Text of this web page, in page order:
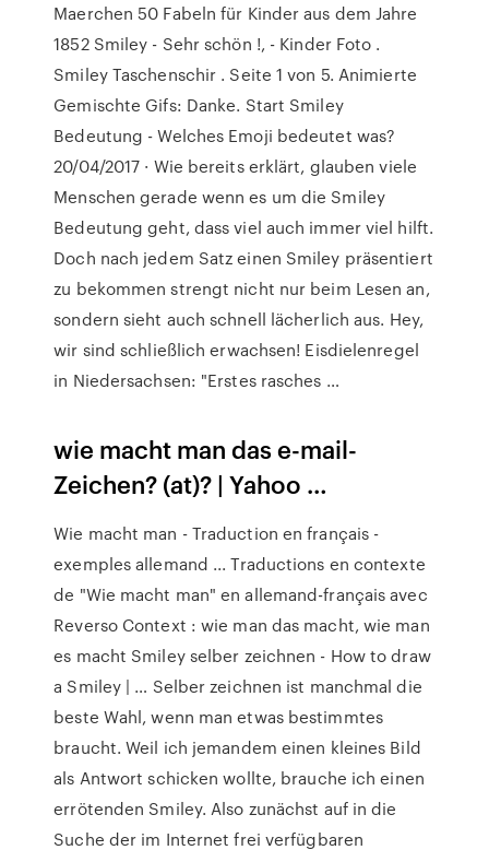
Maerchen 50 Fabeln für Kinder aus dem Jahre
1852 Smiley - Sehr schön !, - Kinder Foto .
Smiley Taschenschir . Seite 1 von 5. Animierte
Gemischte Gifs: Danke. Start Smiley
Bedeutung - Welches Emoji bedeutet was?
20/04/2017 · Wie bereits erklärt, glauben viele
Menschen gerade wenn es um die Smiley
Bedeutung geht, dass viel auch immer viel hilft.
Doch nach jedem Satz einen Smiley präsentiert
zu bekommen strengt nicht nur beim Lesen an,
sondern sieht auch schnell lächerlich aus. Hey,
wir sind schließlich erwachsen! Eisdielenregel
in Niedersachsen: "Erstes rasches …
wie macht man das e-mail-
Zeichen? (at)? | Yahoo …
Wie macht man - Traduction en français -
exemples allemand ... Traductions en contexte
de "Wie macht man" en allemand-français avec
Reverso Context : wie man das macht, wie man
es macht Smiley selber zeichnen - How to draw
a Smiley | … Selber zeichnen ist manchmal die
beste Wahl, wenn man etwas bestimmtes
braucht. Weil ich jemandem einen kleines Bild
als Antwort schicken wollte, brauche ich einen
errötenden Smiley. Also zunächst auf in die
Suche der im Internet frei verfügbaren